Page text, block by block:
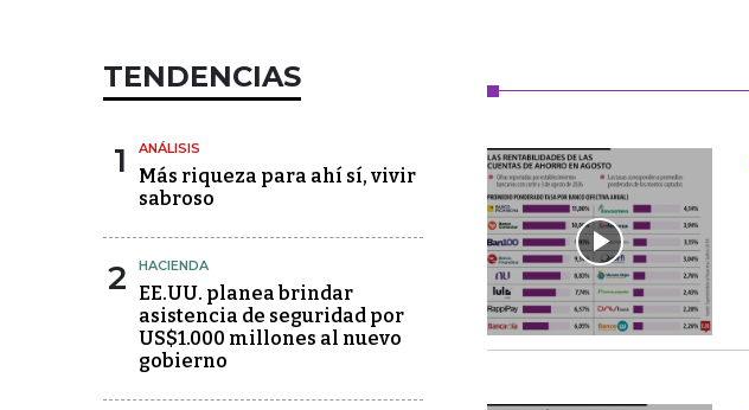
TENDENCIAS
1 ANÁLISIS
Más riqueza para ahí sí, vivir
sabroso
2 HACIENDA
EE.UU. planea brindar
asistencia de seguridad por
US$1.000 millones al nuevo
gobierno